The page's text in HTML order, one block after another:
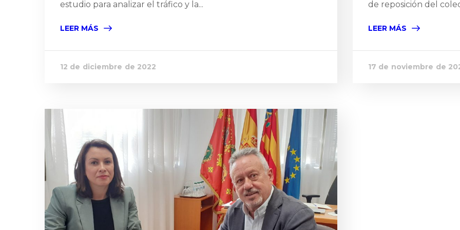
estudio para analizar el tráfico y la...
LEER MÁS
12 de diciembre de 2022
de reposición del
LEER MÁS
17 de noviembre de